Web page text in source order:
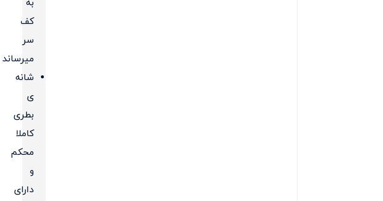
به
کف
سر
میرساند
شانه
ی
بطری
کاملا
محکم
و‌
دارای